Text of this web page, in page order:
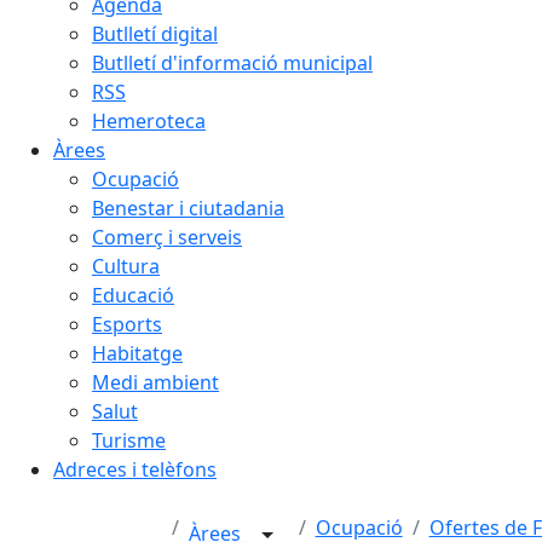
Butlletí digital
Butlletí d'informació municipal
RSS
Hemeroteca
Àrees
Ocupació
Benestar i ciutadania
Comerç i serveis
Cultura
Educació
Esports
Habitatge
Medi ambient
Salut
Turisme
Adreces i telèfons
Àrees Ocupació Ofertes de